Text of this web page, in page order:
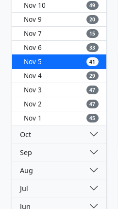
Nov 10 49
Nov 9 20
Nov 7 15
Nov 6 33
Nov 5 41
Nov 4 29
Nov 3 47
Nov 2 47
Nov 1 45
Oct
Sep
Aug
Jul
Jun